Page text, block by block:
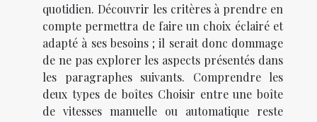
quotidien. Découvrir les critères à prendre en
compte permettra de faire un choix éclairé et
adapté à ses besoins ; il serait donc dommage
de ne pas explorer les aspects présentés dans
les paragraphes suivants. Comprendre les
deux types de boîtes Choisir entre une boîte
de vitesses manuelle ou automatique reste